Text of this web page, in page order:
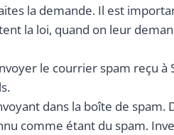
la demande. Il est
la loi, quand on leur
le courrier spam reçu à
dans la boîte de spam.
comme étant du spam.